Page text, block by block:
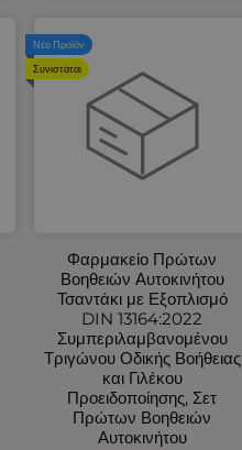
Φαρμακείο Πρώτων
Βοηθειών Αυτοκινήτου
Τσαντάκι με Εξοπλισμό
DIN 13164:2022
Συμπεριλαμβανομένου
Τριγώνου Οδικής Βοήθειας
και Γιλέκου
Προειδοποίησης, Σετ
Πρώτων Βοηθειών
Αυτοκινήτου
Νέο Προϊόν
Συνιστάται